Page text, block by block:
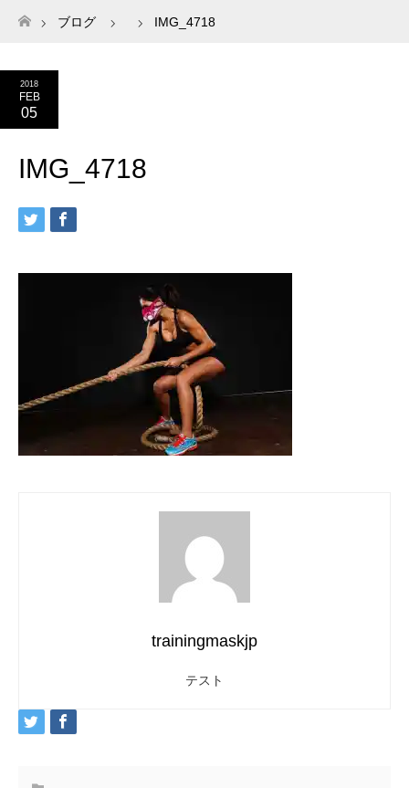
ホーム
ブログ IMG_4718
2018
FEB
05
IMG_4718
trainingmaskjp
テスト